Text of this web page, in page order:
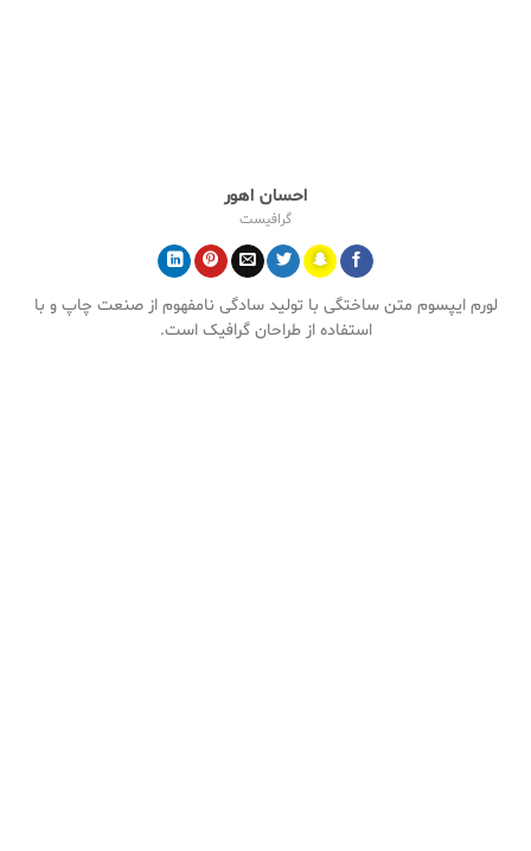
احسان اهور
گرافیست
لورم ایپسوم متن ساختگی با تولید سادگی نامفهوم از صنعت چاپ و با
استفاده از طراحان گرافیک است.